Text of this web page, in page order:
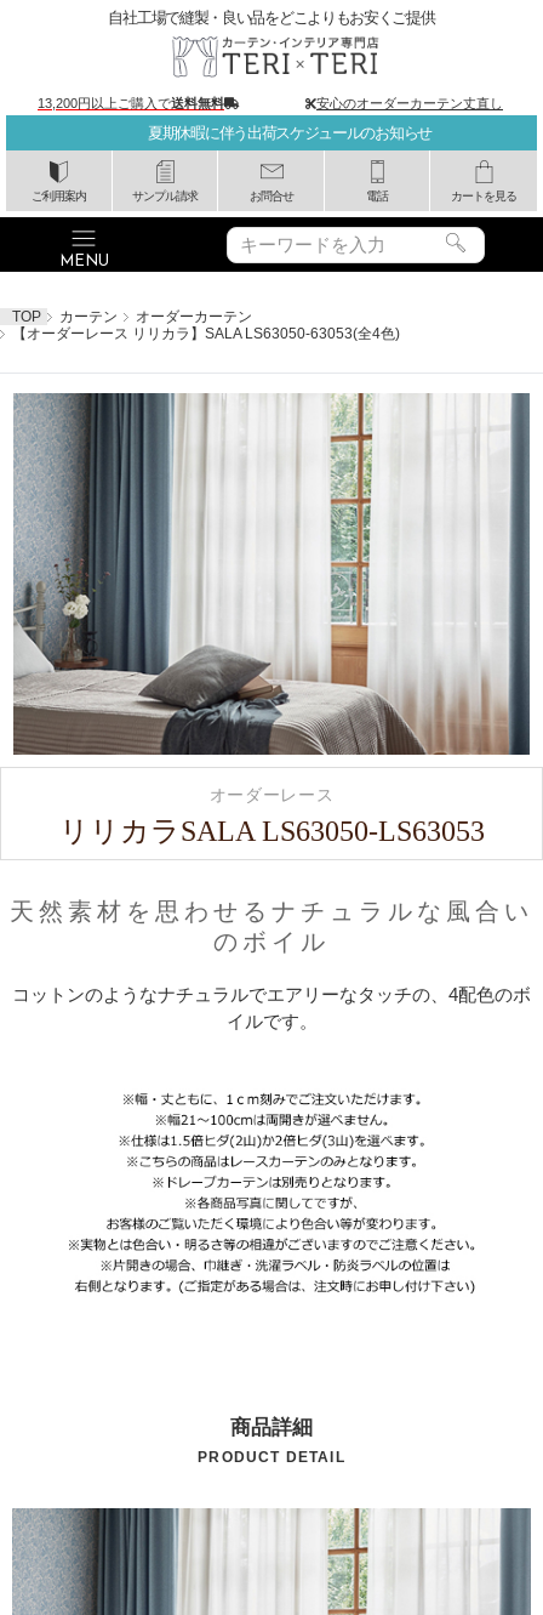
夏期休暇に伴う出荷スケジュールのお知らせ
ご利用案内 サンプル請求 お問合せ 電話 カートを見る
自社工場で縫製・良い品をどこよりもお安くご提供
13,200円以上ご購入で送料無料 安心のオーダーカーテン丈直し
TOP カーテン
オーダーカーテン
【オーダーレース リリカラ】SALA LS63050-63053(全4色)
天然素材を思わせるナチュラルな風合い
のボイル
オーダーレース
リリカラSALA LS63050-LS63053
コットンのようなナチュラルでエアリーなタッチの、4配色のボ
イルです。
商品詳細
PRODUCT DETAIL